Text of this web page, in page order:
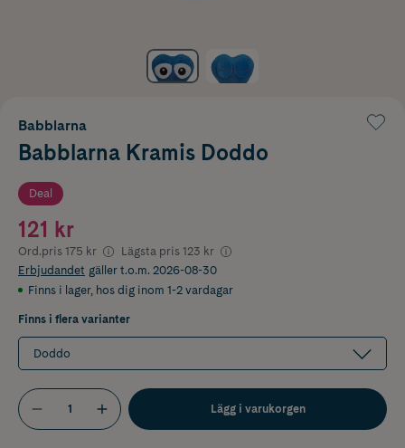
Babblarna
Babblarna Kramis Doddo
Deal
121 kr
Ord.pris 175 kr Lägsta pris 123 kr
Erbjudandet gäller t.o.m. 2026-08-30
Finns i lager, hos dig inom 1-2 vardagar
Finns i flera varianter
Doddo
Lägg i varukorgen